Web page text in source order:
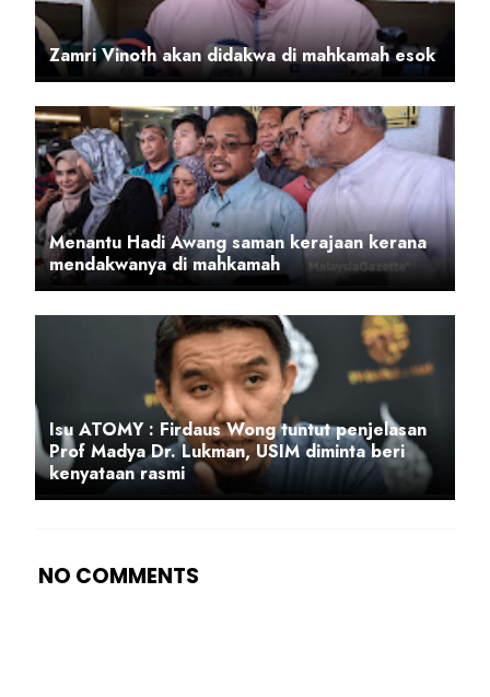
Zamri Vinoth akan didakwa di mahkamah esok
Menantu Hadi Awang saman kerajaan kerana
mendakwanya di mahkamah
Isu ATOMY : Firdaus Wong tuntut penjelasan
Prof Madya Dr. Lukman, USIM diminta beri
kenyataan rasmi
NO COMMENTS